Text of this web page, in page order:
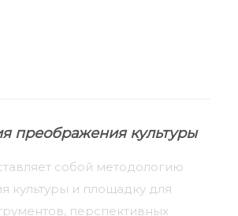
преображения культуры
собой методологию
культуры и площадку для
перспективных